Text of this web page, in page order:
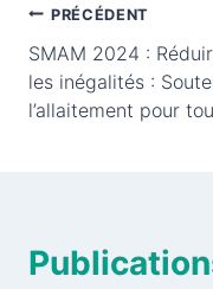
Navigation
de
l’article
PRÉCÉDENT
SMAM 2024 :
les inégalités :
l’allaitement pour